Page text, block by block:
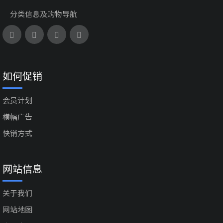
分类信息及购物导航
如何促销
会员计划
横幅广告
快销方式
网站信息
关于我们
网站地图